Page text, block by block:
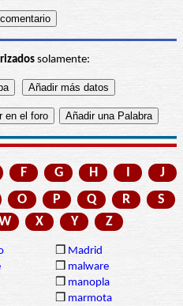
solamente:
F G H I
J
O P Q R
S
X Y Z
❒ Madrid
❒ malware
❒ manopla
❒ marmota